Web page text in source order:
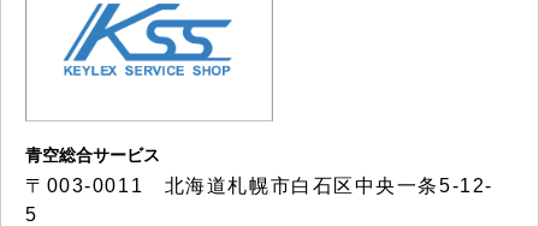
青空総合サービス
〒003-0011 北海道札幌市白石区中央一条5-12-
5